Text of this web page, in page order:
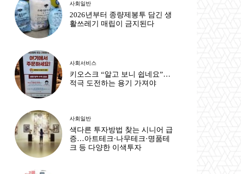
사회일반
2026년부터 종량제봉투 담긴 생
활쓰레기 매립이 금지된다
사회서비스
키오스크 “알고 보니 쉽네요”…
적극 도전하는 용기 가져야
사회일반
색다른 투자방법 찾는 시니어 급
증…아트테크·나무테크·명품테
크 등 다양한 이색투자